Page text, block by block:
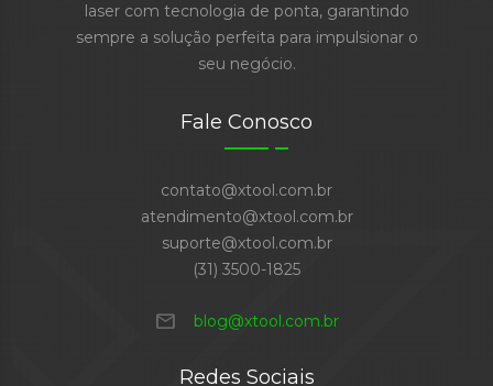
laser com tecnologia de ponta, garantindo
sempre a solução perfeita para impulsionar o
seu negócio.
Fale Conosco
contato@xtool.com.br
atendimento@xtool.com.br
suporte@xtool.com.br
(31) 3500-1825
mail blog@xtool.com.br
Redes Sociais